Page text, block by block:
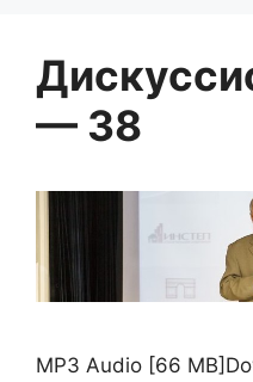
— 38
MP3 Audio [66